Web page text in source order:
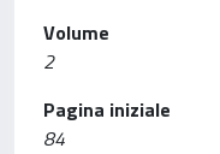
Volume
2
Pagina iniziale
84